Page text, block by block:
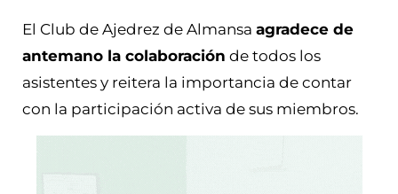
El Club de Ajedrez de Almansa agradece de
antemano la colaboración de todos los
asistentes y reitera la importancia de contar
con la participación activa de sus miembros.